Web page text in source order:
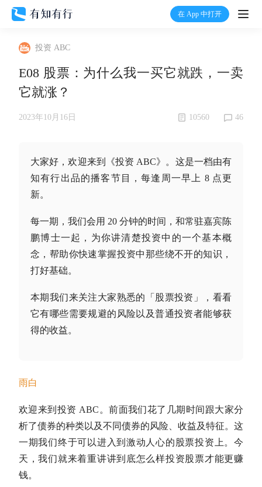
在 App 中打开
打
温度计
投资 ABC
E08 股票：为什么我一买它就跌，一卖
它就涨？
2023年10月16日 10560 46
大家好，欢迎来到《投资 ABC》。这是一档由有
知有行出品的播客节目，每逢周一早上 8 点更
新。
每一期，我们会用 20 分钟的时间，和常驻嘉宾陈
鹏博士一起，为你讲清楚投资中的一个基本概
念，帮助你快速掌握投资中那些绕不开的知识，
打好基础。
本期我们来关注大家熟悉的「股票投资」，看看
它有哪些需要规避的风险以及普通投资者能够获
得的收益。
雨白
欢迎来到投资 ABC。前面我们花了几期时间跟大家分
析了债券的种类以及不同债券的风险、收益及特征。这
一期我们终于可以进入到激动人心的股票投资上。今
天，我们就来着重讲讲到底怎么样投资股票才能更赚
钱。